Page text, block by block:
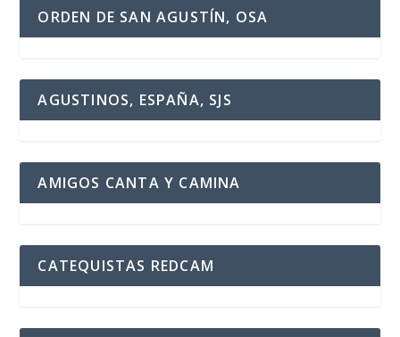
ORDEN DE SAN AGUSTÍN, OSA
AGUSTINOS, ESPAÑA, SJS
AMIGOS CANTA Y CAMINA
CATEQUISTAS REDCAM